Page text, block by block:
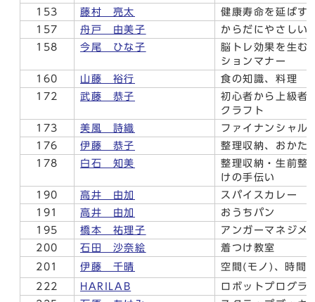
153
藤村 亮太
健康寿命を延ばす
157
舟戸 由美子
からだにやさしい
158
今尾 ひな子
脳トレ効果を生む
ションマナー
160
山藤 裕行
食の知識、料理
172
武藤 恭子
初心者から上級
クラフト
173
美風 詩織
ファイナンシャル
176
伊藤 恭子
整理収納、おかた
178
白石 知美
整理収納・生前整
けの手伝い
190
高井 由加
スパイスカレー
191
高井 由加
おうちパン
195
橋本 祐理子
アンガーマネジメ
200
石田 沙奈絵
着つけ教室
201
伊藤 千晴
空間(モノ)、時間
222
HARILAB
ロボットプログ